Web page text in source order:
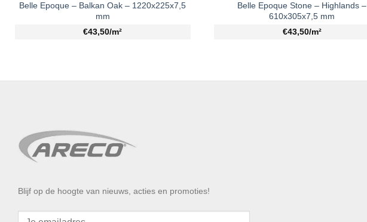
Belle Epoque – Balkan Oak – 1220x225x7,5
mm
€43,50/m²
Belle Epoque Stone – Highlands –
610x305x7,5 mm
€43,50/m²
Blijf op de hoogte van nieuws, acties en promoties!